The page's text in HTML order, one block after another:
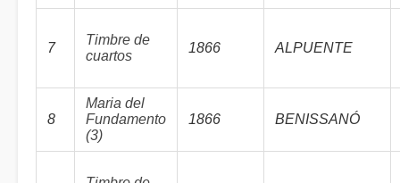
7
Timbre de
cuartos
1866 ALPUENTE
8
Maria del
Fundamento
(3)
1866 BENISSANÓ